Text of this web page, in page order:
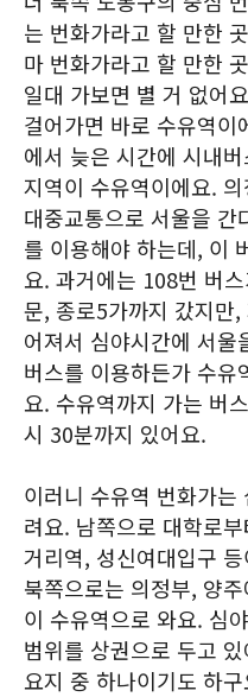
는 번화가라고 할 만한
마 번화가라고 할 만한
일대 가보면 별 거 없어
걸어가면 바로 수유역이
에서 늦은 시간에 시내
지역이 수유역이에요.
대중교통으로 서울을 간
를 이용해야 하는데, 이
요. 과거에는 108번 버
문, 종로5가까지 갔지만
어져서 심야시간에 서
버스를 이용하든가 수유
요. 수유역까지 가는 버
시 30분까지 있어요.
이러니 수유역 번화가는
려요. 남쪽으로 대학로
거리역, 성신여대입구
북쪽으로는 의정부, 양
이 수유역으로 와요. 심
범위를 상권으로 두고
요지 중 하나이기도 하